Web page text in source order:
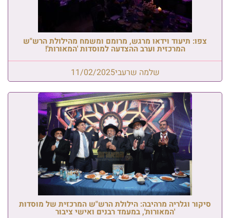
צפו: תיעוד וידאו מרגש, מרומם ומשמח מהילולת הרש"ש
המרכזית וערב ההצדעה למוסדות 'המאורות'!
שלמה שרעבי11/02/2025
סיקור וגלריה מרהיבה: הילולת הרש"ש המרכזית של מוסדות
'המאורות', במעמד רבנים ואישי ציבור